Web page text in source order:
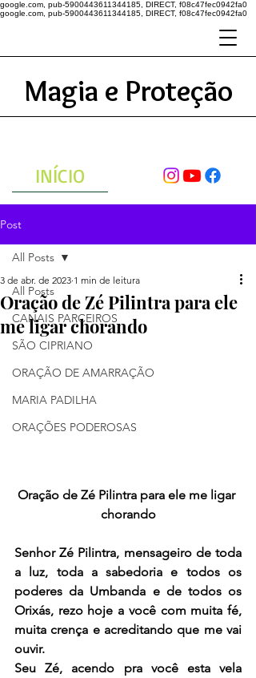
google.com, pub-5900443611344185, DIRECT, f08c47fec0942fa0
google.com, pub-5900443611344185, DIRECT, f08c47fec0942fa0
Magia e Proteção
INÍCIO
Post
All Posts
CANAIS PARCEIROS
SÃO CIPRIANO
ORAÇÃO DE AMARRAÇÃO
MARIA PADILHA
ORAÇÕES PODEROSAS
All Posts
Oração de Zé Pilintra para ele
me ligar chorando
3 de abr. de 2023 1 min de leitura
Oração de Zé Pilintra para ele me ligar
chorando
Senhor Zé Pilintra, mensageiro de toda
a luz, toda a sabedoria e todos os
poderes da Umbanda e de todos os
Orixás, rezo hoje a você com muita fé,
muita crença e acreditando que me vai
ouvir.
Seu Zé, acendo pra você esta vela